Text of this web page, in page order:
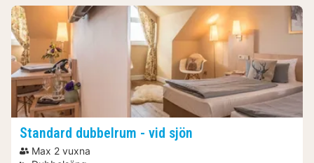
Standard dubbelrum - vid sjön
Max 2 vuxna